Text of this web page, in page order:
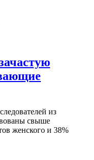
из
свыше
женского и 38%